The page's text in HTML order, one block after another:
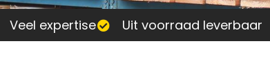
Veel expertise Uit voorraad leverbaar